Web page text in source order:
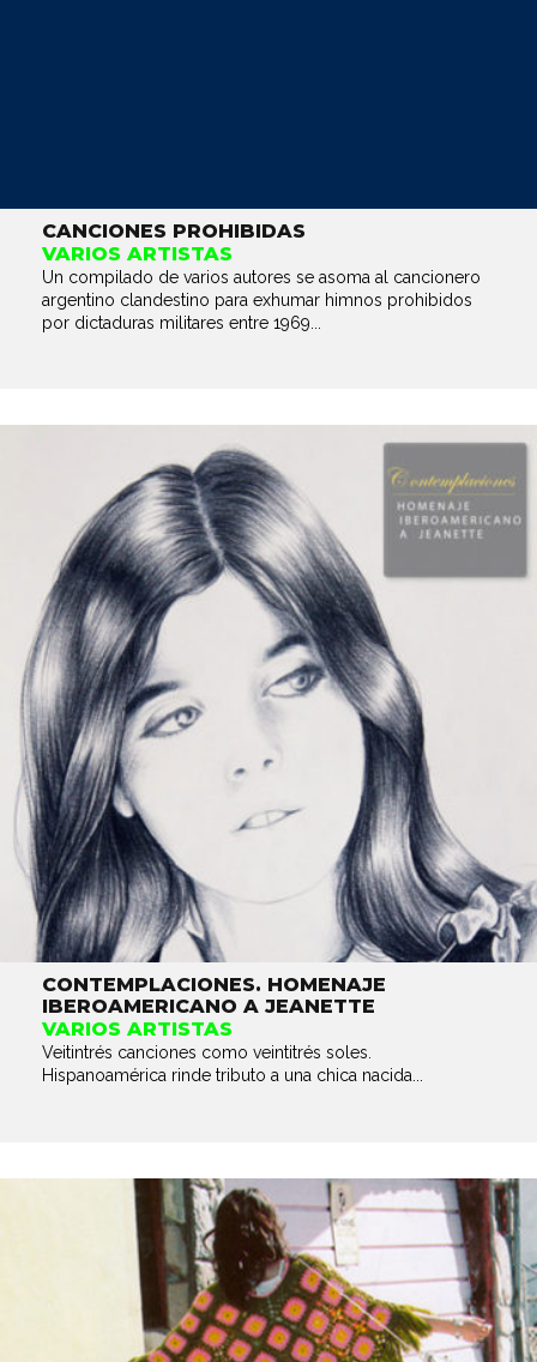
CANCIONES PROHIBIDAS
VARIOS ARTISTAS
Un compilado de varios autores se asoma al cancionero
argentino clandestino para exhumar himnos prohibidos
por dictaduras militares entre 1969...
CONTEMPLACIONES. HOMENAJE
IBEROAMERICANO A JEANETTE
VARIOS ARTISTAS
Veitintrés canciones como veintitrés soles.
Hispanoamérica rinde tributo a una chica nacida...